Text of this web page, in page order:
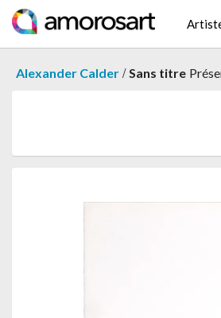
Alexander Calder /Sans titre